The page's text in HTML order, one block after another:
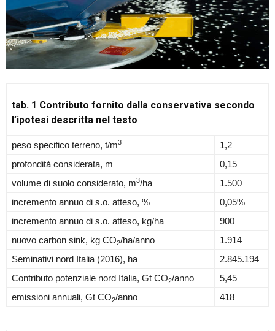
Emissioni dal campo
Tuttavia, l’unità azotata oltre a essere costata molto in termini di
emissioni in fase di produzione e allocazione, emette una quantità
quasi altrettanto significativa di gas serra in fase di utilizzazione.
La fase di distribuzione sul campo del fertilizzante mediante
tab. 1 Contributo fornito dalla conservativa secondo
l’ipotesi descritta nel testo
peso specifico terreno, t/m3
1,2
profondità considerata, m
0,15
volume di suolo considerato, m3/ha
1.500
incremento annuo di s.o. atteso, %
0,05%
incremento annuo di s.o. atteso, kg/ha
900
nuovo carbon sink, kg CO2/ha/anno
1.914
Seminativi nord Italia (2016), ha
2.845.194
Contributo potenziale nord Italia, Gt CO2/anno
5,45
emissioni annuali, Gt CO2/anno 418